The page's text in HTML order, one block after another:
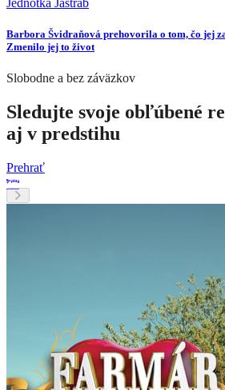
Barbora Švidraňová prehovorila o tom, čo jej
Zmenilo jej to život
Slobodne a bez záväzkov
Sledujte svoje obľúbené
aj v predstihu
Prehrať